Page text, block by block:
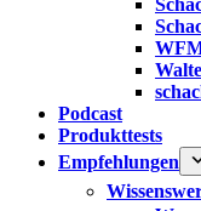
Podcast
Produkttests
Empfehlungen